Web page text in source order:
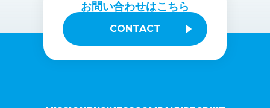
お問い合わせはこちら
CONTACT